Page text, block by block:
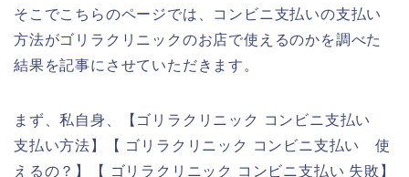
そこでこちらのページでは、コンビニ支払いの支払い
方法がゴリラクリニックのお店で使えるのかを調べた
結果を記事にさせていただきます。
まず、私自身、【ゴリラクリニック コンビニ支払い
支払い方法】【 ゴリラクリニック コンビニ支払い 使
えるの？】【 ゴリラクリニック コンビニ支払い 失敗】